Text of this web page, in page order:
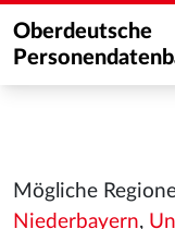
Oberdeutsche
Mögliche
Niederbayern,